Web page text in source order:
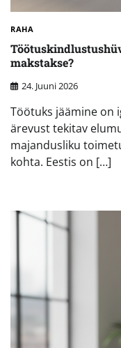
RAHA
makstakse?
24. Juuni 2026
Töötuks jäämine on
ärevust tekitav
majandusliku
kohta. Eestis on […]